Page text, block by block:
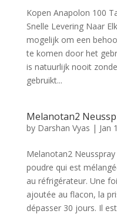
Kopen Anapolon 100
Snelle Levering Naar
mogelijk om een
te komen door het
is natuurlijk nooit
gebruikt...
Melanotan2
by Darshan Vyas | Jan
Melanotan2
poudre qui est
au réfrigérateur. Une
ajoutée au flacon, la
dépasser 30 jours. Il